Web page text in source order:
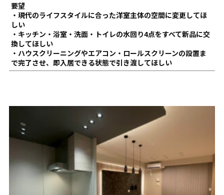
要望
・現代のライフスタイルに合った洋室主体の空間に変更してほ
しい
・キッチン・浴室・洗面・トイレの水回り4点をすべて新品に交
換してほしい
・ハウスクリーニングやエアコン・ロールスクリーンの設置ま
で完了させ、即入居できる状態で引き渡してほしい